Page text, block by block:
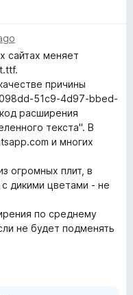
сайтах меняет
причины
51c9-4d97-bbed-
расширения
текста". В
и многих
огромных плит, в
дикими цветами - не
по среднему
не будет подменять